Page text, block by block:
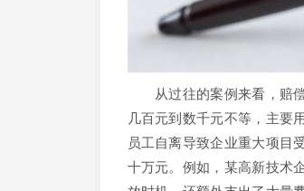
从过往的案例来看，赔偿
几百元到数千元不等，主要
员工自离导致企业重大项目
十万元。例如，某高新技术